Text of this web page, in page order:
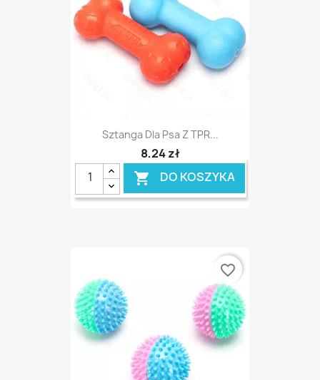
Sztanga Dla Psa Z TPR...
8,24 zł
 DO KOSZYKA
favorite_border